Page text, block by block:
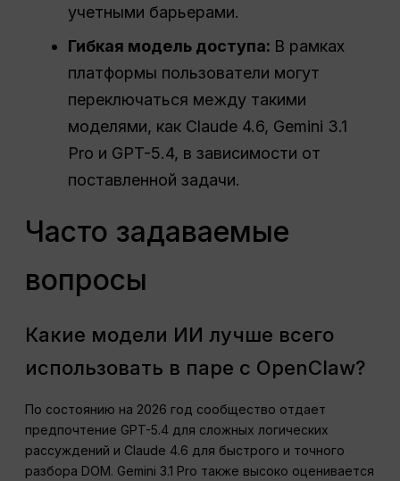
учетными барьерами.
Гибкая модель доступа: В рамках
платформы пользователи могут
переключаться между такими
моделями, как Claude 4.6, Gemini 3.1
Pro и GPT-5.4, в зависимости от
поставленной задачи.
Часто задаваемые
вопросы
Какие модели ИИ лучше всего
использовать в паре с OpenClaw?
По состоянию на 2026 год сообщество отдает
предпочтение GPT-5.4 для сложных логических
рассуждений и Claude 4.6 для быстрого и точного
разбора DOM. Gemini 3.1 Pro также высоко оценивается